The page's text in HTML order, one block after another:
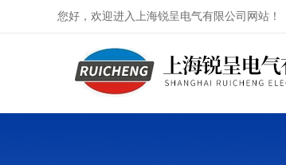
您好，欢迎进入上海锐呈电气有限公司网站！